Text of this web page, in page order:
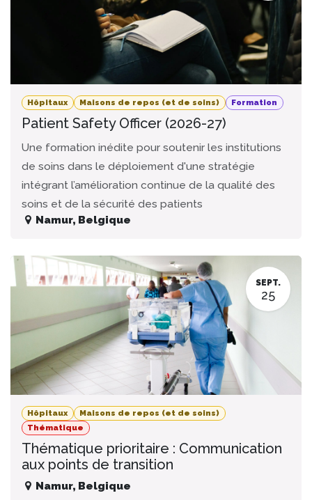
Hôpitaux Maisons de repos (et de soins) Formation
Patient Safety Officer (2026-27)
Une formation inédite pour soutenir les institutions
de soins dans le déploiement d'une stratégie
intégrant l’amélioration continue de la qualité des
soins et de la sécurité des patients
Namur, Belgique
SEPT.
25
Hôpitaux
Maisons de repos (et de soins)
Thématique
Thématique prioritaire : Communication
aux points de transition
Namur, Belgique